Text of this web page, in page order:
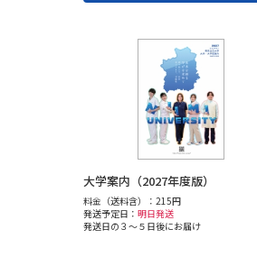
大学案内（2027年度版）
料金（送料含）：215円
発送予定日： 明日発送
発送日の３～５日後にお届け